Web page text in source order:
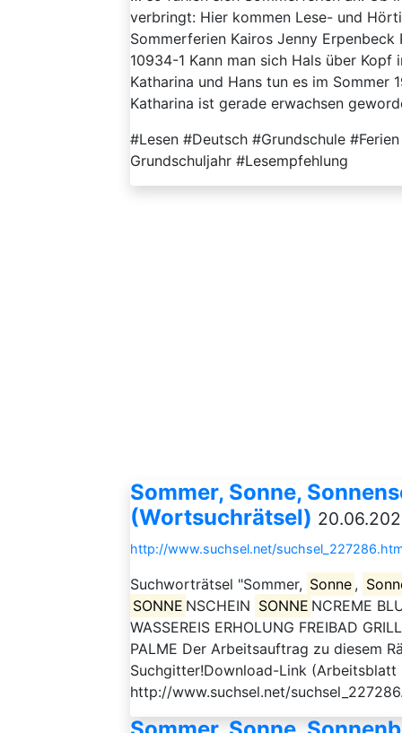
verbringt: Hier kommen Lese- und
Sommerferien Kairos Jenny
10934-1 Kann man sich Hals über
Katharina und Hans tun es im Sommer
Katharina ist gerade erwachsen
#Lesen #Deutsch #Grundschule
Grundschuljahr #Lesempfehlung
Sommer, Sonne,
(Wortsuchrätsel)
http://www.suchsel.net/
Suchworträtsel "Sommer, Sonne ,
SONNE NSCHEIN SONNE NCREME
WASSEREIS ERHOLUNG FREIBAD
PALME Der Arbeitsauftrag zu diesem
Suchgitter!Download-Link (Arbeitsblatt
http://www.suchsel.net/